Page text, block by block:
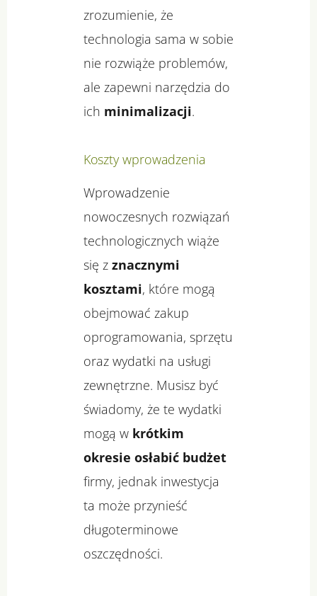
zrozumienie, że
technologia sama w sobie
nie rozwiąże problemów,
ale zapewni narzędzia do
ich minimalizacji.
Koszty wprowadzenia
Wprowadzenie
nowoczesnych rozwiązań
technologicznych wiąże
się z znacznymi
kosztami, które mogą
obejmować zakup
oprogramowania, sprzętu
oraz wydatki na usługi
zewnętrzne. Musisz być
świadomy, że te wydatki
mogą w krótkim
okresie osłabić budżet
firmy, jednak inwestycja
ta może przynieść
długoterminowe
oszczędności.